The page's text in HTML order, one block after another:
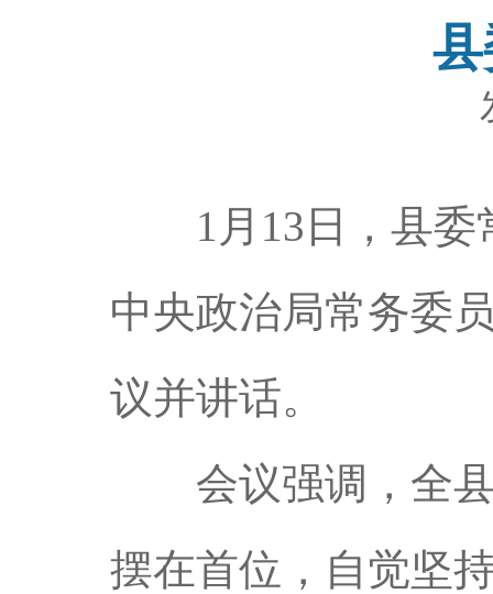
1月13日，县委
中央政治局常务委
议并讲话。
会议强调，全县
摆在首位，自觉坚